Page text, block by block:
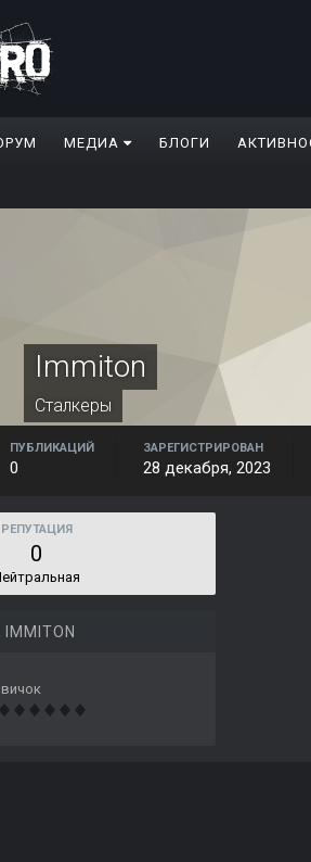
МЕДИА БЛОГИ
Immiton
Сталкеры
ПУБЛИКАЦИЙ
0
ЗАРЕГИСТРИРОВАН
28 декабря, 2023
РЕПУТАЦИЯ
0